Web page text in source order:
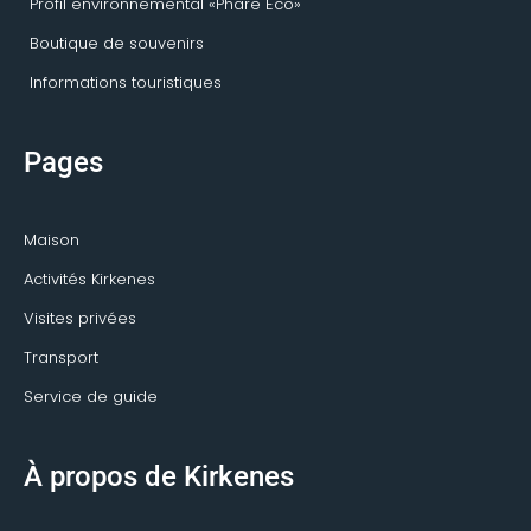
Boutique de souvenirs
Informations touristiques
Pages
Maison
Activités Kirkenes
Visites privées
Transport
Service de guide
À propos de Kirkenes